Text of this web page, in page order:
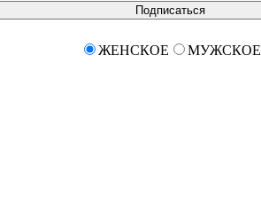
Подписаться
ЖЕНСКОЕ МУЖСКОЕ